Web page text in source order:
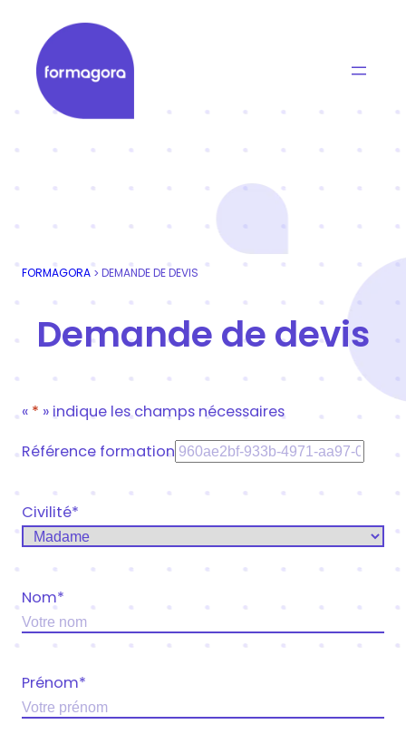
contenu
Formagora
Organisme de formation professionnelle |
FORMAGORA > DEMANDE DE DEVIS
Demande de devis
« * » indique les champs nécessaires
Référence formation
Civilité*
Nom*
Prénom*